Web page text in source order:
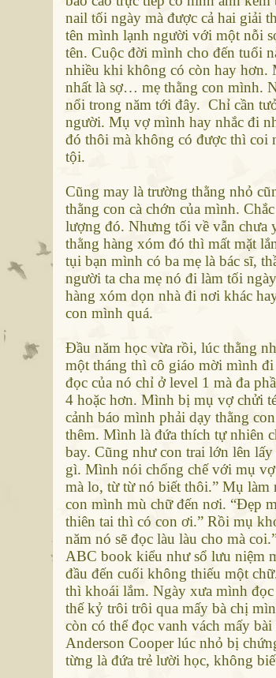
nail tối ngày mà được cả hai giải
tên mình lạnh người với một nỗi
tên. Cuộc đời mình cho đến tuổi
nhiều khi không có còn hay hơn.
nhất là sợ… mẹ thằng con mình.
nổi trong năm tới đây. Chỉ cần
người. Mụ vợ mình hay nhắc đi
đó thôi mà không có được thì coi
tội.
Cũng may là trường thằng nhỏ
thằng con cà chớn của mình.
lượng đó. Nhưng tối về vẫn chưa
thằng hàng xóm đó thì mất mặt
tụi bạn mình có ba mẹ là bác sĩ,
người ta cha mẹ nó đi làm tối
hàng xóm dọn nhà đi nơi khác
con mình quá.
Đầu năm học vừa rồi, lúc thằng
một tháng thì cô giáo mời mình
đọc của nó chỉ ở level 1 mà đa
4 hoặc hơn. Mình bị mụ vợ chửi
cảnh báo mình phải dạy thằng
thêm. Mình là đứa thích tự nhiên
bay. Cũng như con trai lớn lên
gì. Mình nói chống chế với mụ
mà lo, từ từ nó biết thôi.” Mụ làm
con mình mù chữ đến nơi. “Đẹp
thiên tai thì có con ơi.” Rồi mụ
năm nó sẽ đọc làu làu cho mà
ABC book kiểu như sổ lưu niệm
đầu đến cuối không thiếu một
thì khoái lắm. Ngày xưa mình
thế kỷ trôi trôi qua mấy bà chị
còn có thể đọc vanh vách mấy
Anderson Cooper lúc nhỏ bị
từng là đứa trẻ lười học, không